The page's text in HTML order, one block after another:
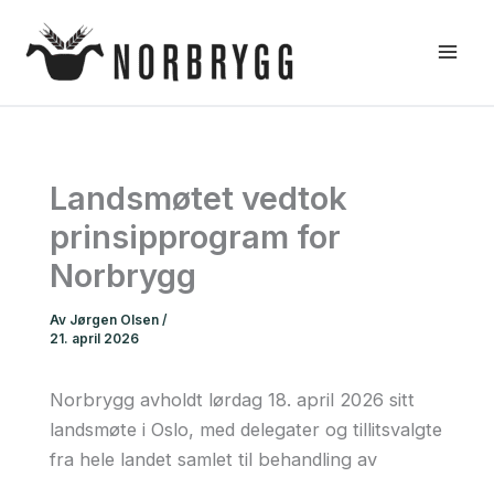
rett
Landsmøtet vedtok
prinsipprogram for
Norbrygg
Av Jørgen Olsen /
21. april 2026
Norbrygg avholdt lørdag 18. april 2026 sitt
landsmøte i Oslo, med delegater og tillitsvalgte
fra hele landet samlet til behandling av